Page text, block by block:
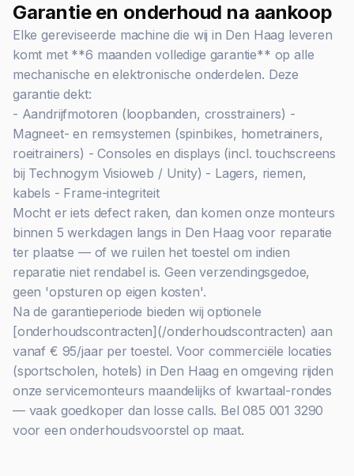
Garantie en onderhoud na aankoop
Elke gereviseerde machine die wij in Den Haag leveren
komt met **6 maanden volledige garantie** op alle
mechanische en elektronische onderdelen. Deze
garantie dekt:
- Aandrijfmotoren (loopbanden, crosstrainers) -
Magneet- en remsystemen (spinbikes, hometrainers,
roeitrainers) - Consoles en displays (incl. touchscreens
bij Technogym Visioweb / Unity) - Lagers, riemen,
kabels - Frame-integriteit
Mocht er iets defect raken, dan komen onze monteurs
binnen 5 werkdagen langs in Den Haag voor reparatie
ter plaatse — of we ruilen het toestel om indien
reparatie niet rendabel is. Geen verzendingsgedoe,
geen 'opsturen op eigen kosten'.
Na de garantieperiode bieden wij optionele
[onderhoudscontracten](/onderhoudscontracten) aan
vanaf € 95/jaar per toestel. Voor commerciële locaties
(sportscholen, hotels) in Den Haag en omgeving rijden
onze servicemonteurs maandelijks of kwartaal-rondes
— vaak goedkoper dan losse calls. Bel 085 001 3290
voor een onderhoudsvoorstel op maat.